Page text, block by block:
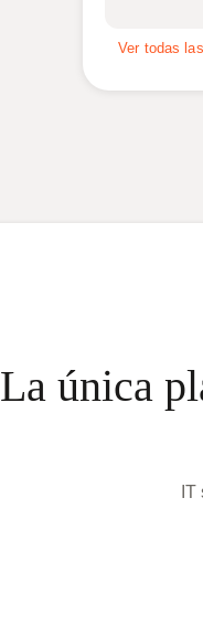
Ver todas
La única